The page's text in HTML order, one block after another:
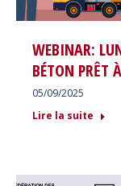
WEBINAR:
BÉTON PRÊT
05/09/2025
Lire la suite